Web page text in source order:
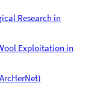
Research in
Exploitation in